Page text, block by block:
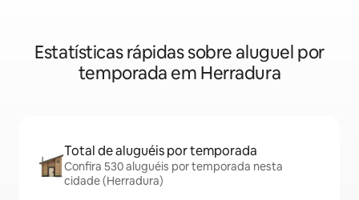
Estatísticas rápidas sobre aluguel por
temporada em Herradura
Total de aluguéis por temporada
Confira 530 aluguéis por temporada nesta
cidade (Herradura)